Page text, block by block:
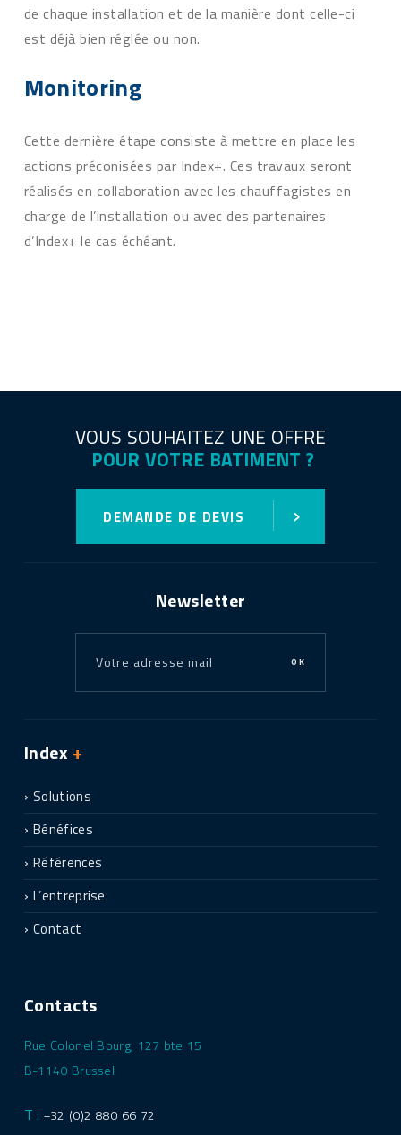
de chaque installation et de la manière dont celle-ci
est déjà bien réglée ou non.
Monitoring
Cette dernière étape consiste à mettre en place les
actions préconisées par Index+. Ces travaux seront
réalisés en collaboration avec les chauffagistes en
charge de l’installation ou avec des partenaires
d’Index+ le cas échéant.
VOUS SOUHAITEZ UNE OFFRE
POUR VOTRE BATIMENT ?
DEMANDE DE DEVIS ›
Newsletter
OK
Index +
Solutions
Bénéfices
Références
L’entreprise
Contact
Contacts
Rue Colonel Bourg, 127 bte 15
B-1140 Brussel
T : +32 (0)2 880 66 72